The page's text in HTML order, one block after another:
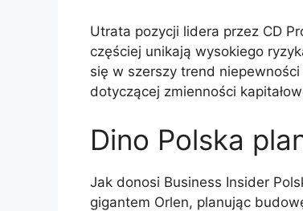
Utrata pozycji lidera przez CD
częściej unikają wysokiego
się w szerszy trend
dotyczącej zmienności
Dino Polska
Jak donosi Business Insider
gigantem Orlen, planując